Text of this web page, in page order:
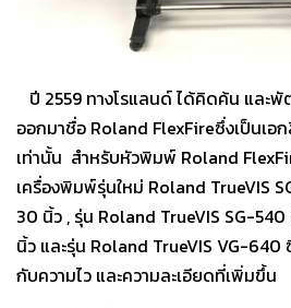
ปี 2559 ทางโรแลนด์ ได้คิดค้น และ
ออกมาชื่อ Roland FlexFireซึ่งเป็นเอ
เท่านั้น สำหรับหัวพิมพ์ Roland
เครื่องพิมพ์รุ่นใหม่ Roland TrueVIS
30 นิ้ว , รุ่น Roland TrueVIS SG-
นิ้ว และรุ่น Roland TrueVIS VG-
กับความไว และความละเอียดที่เพิ่มขึ้น